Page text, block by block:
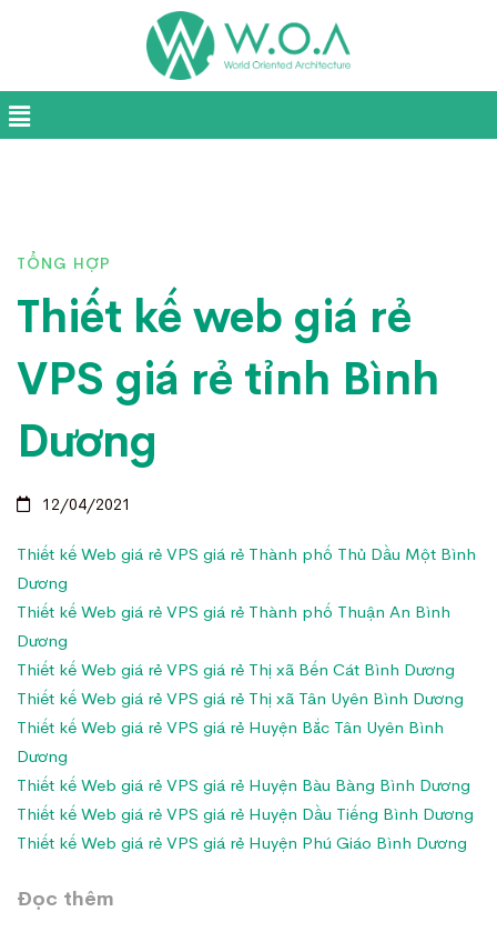
TỔNG HỢP
Thiết kế web giá rẻ
VPS giá rẻ tỉnh Bình
Dương
12/04/2021
Thiết kế Web giá rẻ VPS giá rẻ Thành phố Thủ Dầu Một Bình
Dương
Thiết kế Web giá rẻ VPS giá rẻ Thành phố Thuận An Bình
Dương
Thiết kế Web giá rẻ VPS giá rẻ Thị xã Bến Cát Bình Dương
Thiết kế Web giá rẻ VPS giá rẻ Thị xã Tân Uyên Bình Dương
Thiết kế Web giá rẻ VPS giá rẻ Huyện Bắc Tân Uyên Bình
Dương
Thiết kế Web giá rẻ VPS giá rẻ Huyện Bàu Bàng Bình Dương
Thiết kế Web giá rẻ VPS giá rẻ Huyện Dầu Tiếng Bình Dương
Thiết kế Web giá rẻ VPS giá rẻ Huyện Phú Giáo Bình Dương
Đọc thêm